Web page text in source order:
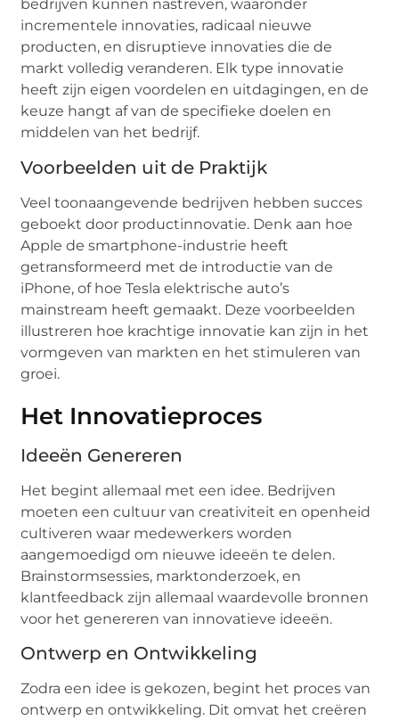
bedrijven kunnen nastreven, waaronder
incrementele innovaties, radicaal nieuwe
producten, en disruptieve innovaties die de
markt volledig veranderen. Elk type innovatie
heeft zijn eigen voordelen en uitdagingen, en de
keuze hangt af van de specifieke doelen en
middelen van het bedrijf.
Voorbeelden uit de Praktijk
Veel toonaangevende bedrijven hebben succes
geboekt door productinnovatie. Denk aan hoe
Apple de smartphone-industrie heeft
getransformeerd met de introductie van de
iPhone, of hoe Tesla elektrische auto’s
mainstream heeft gemaakt. Deze voorbeelden
illustreren hoe krachtige innovatie kan zijn in het
vormgeven van markten en het stimuleren van
groei.
Het Innovatieproces
Ideeën Genereren
Het begint allemaal met een idee. Bedrijven
moeten een cultuur van creativiteit en openheid
cultiveren waar medewerkers worden
aangemoedigd om nieuwe ideeën te delen.
Brainstormsessies, marktonderzoek, en
klantfeedback zijn allemaal waardevolle bronnen
voor het genereren van innovatieve ideeën.
Ontwerp en Ontwikkeling
Zodra een idee is gekozen, begint het proces van
ontwerp en ontwikkeling. Dit omvat het creëren